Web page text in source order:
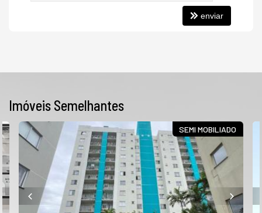
enviar
Imóveis Semelhantes
SEMI MOBILIADO